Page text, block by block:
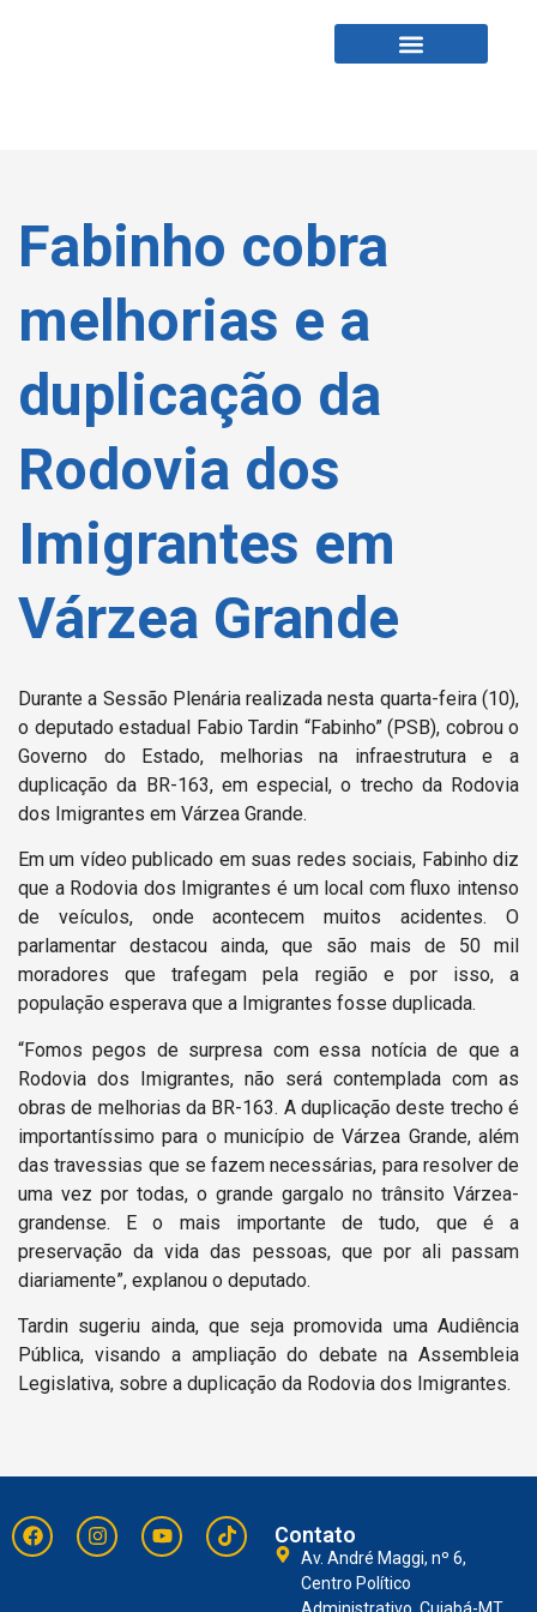
Fabinho cobra
melhorias e a
duplicação da
Rodovia dos
Imigrantes em
Várzea Grande
Durante a Sessão Plenária realizada nesta quarta-feira (10),
o deputado estadual Fabio Tardin “Fabinho” (PSB), cobrou o
Governo do Estado, melhorias na infraestrutura e a
duplicação da BR-163, em especial, o trecho da Rodovia
dos Imigrantes em Várzea Grande.
Em um vídeo publicado em suas redes sociais, Fabinho diz
que a Rodovia dos Imigrantes é um local com fluxo intenso
de veículos, onde acontecem muitos acidentes. O
parlamentar destacou ainda, que são mais de 50 mil
moradores que trafegam pela região e por isso, a
população esperava que a Imigrantes fosse duplicada.
“Fomos pegos de surpresa com essa notícia de que a
Rodovia dos Imigrantes, não será contemplada com as
obras de melhorias da BR-163. A duplicação deste trecho é
importantíssimo para o município de Várzea Grande, além
das travessias que se fazem necessárias, para resolver de
uma vez por todas, o grande gargalo no trânsito Várzea-
grandense. E o mais importante de tudo, que é a
preservação da vida das pessoas, que por ali passam
diariamente”, explanou o deputado.
Tardin sugeriu ainda, que seja promovida uma Audiência
Pública, visando a ampliação do debate na Assembleia
Legislativa, sobre a duplicação da Rodovia dos Imigrantes.
Contato
Av. André Maggi, nº 6,
Centro Político
Administrativo, Cuiabá-MT,